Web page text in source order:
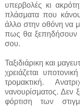
υπερβολές κι
πλάσματα που
άλλο στην οθόνη να
πως θα ξεπηδήσουν
σου.
Ταξιδιάρικη και
χρειάζεται
τρομακτική.
νανουρίσματος. Δεν
φόρτιση των